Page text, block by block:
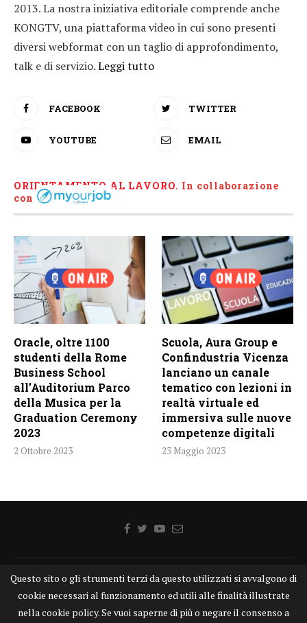
2013. La nostra iniziativa editoriale comprende anche
KONGTV, una piattaforma video in cui sono presenti
diversi webformat con un taglio di approfondimento,
talk e di servizio.Leggi tutto
FACEBOOK TWITTER
YOUTUBE EMAIL
ORIENTAMENTO AL LAVORO. In collaborazione
con
Oracle, oltre 1100
studenti della Rome
Business School
all’Auditorium Parco
della Musica per la
Graduation Ceremony
2023
2 Ottobre 2023
Scuola, Aura Group e
Confindustria Vicenza
lanciano un canale
tematico con lezioni in
realtà virtuale ed
immersiva sulle nuove
competenze digitali
23 Maggio 2023
Home Chi siamo Disclaimer Cookie Contatti
Privacy Policy KONGTV
KONGnews ©KONG Comunicazione s.r.l. - P.IVA: 15049871005
Questo sito o gli strumenti terzi da questo utilizzati si avvalgono di
cookie necessari al funzionamento ed utili alle finalità illustrate
nella cookie policy. Se vuoi saperne di più o negare il consenso a